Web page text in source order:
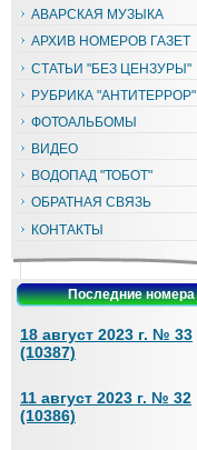
АВАРСКАЯ МУЗЫКА
АРХИВ НОМЕРОВ ГАЗЕТ
СТАТЬИ "БЕЗ ЦЕНЗУРЫ"
РУБРИКА "АНТИТЕРРОР"
ФОТОАЛЬБОМЫ
ВИДЕО
ВОДОПАД "ТОБОТ"
ОБРАТНАЯ СВЯЗЬ
КОНТАКТЫ
Последние номера
18 август 2023 г. № 33
(10387)
11 август 2023 г. № 32
(10386)